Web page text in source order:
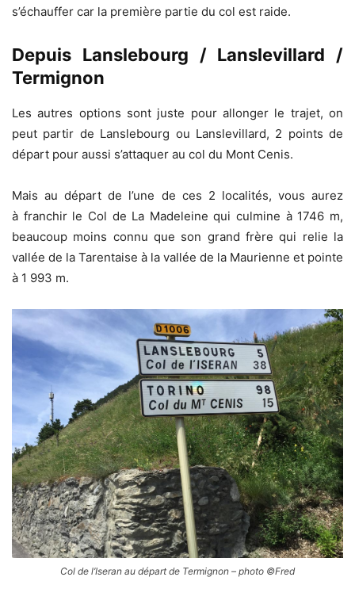
s’échauffer car la première partie du col est raide.
Depuis Lanslebourg / Lanslevillard /
Termignon
Les autres options sont juste pour allonger le trajet, on
peut partir de Lanslebourg ou Lanslevillard, 2 points de
départ pour aussi s’attaquer au col du Mont Cenis.
Mais au départ de l’une de ces 2 localités, vous aurez
à franchir le Col de La Madeleine qui culmine à 1746 m,
beaucoup moins connu que son grand frère qui relie la
vallée de la Tarentaise à la vallée de la Maurienne et pointe
à 1 993 m.
Col de l’Iseran au départ de Termignon – photo ©Fred